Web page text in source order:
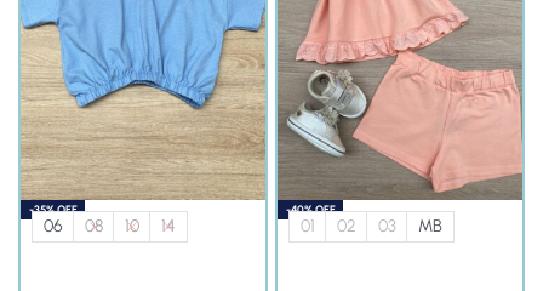
-35% OFF
06 08 10 14
-40% OFF
01 02 03 MB